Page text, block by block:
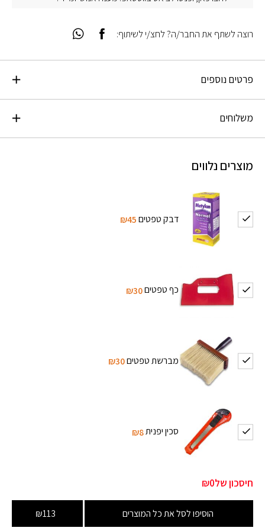
פרטים נוספים
משלוחים
מוצרים נלווים
דבק טפטים₪45
כף טפטים₪30
מברשת טפטים₪30
סכין יפנית₪8
חיסכון של₪0
הוסיפו לסל את כל המוצרים ₪113
רוצה לשתף את החבר/ה? לחצ/י לשיתוף: